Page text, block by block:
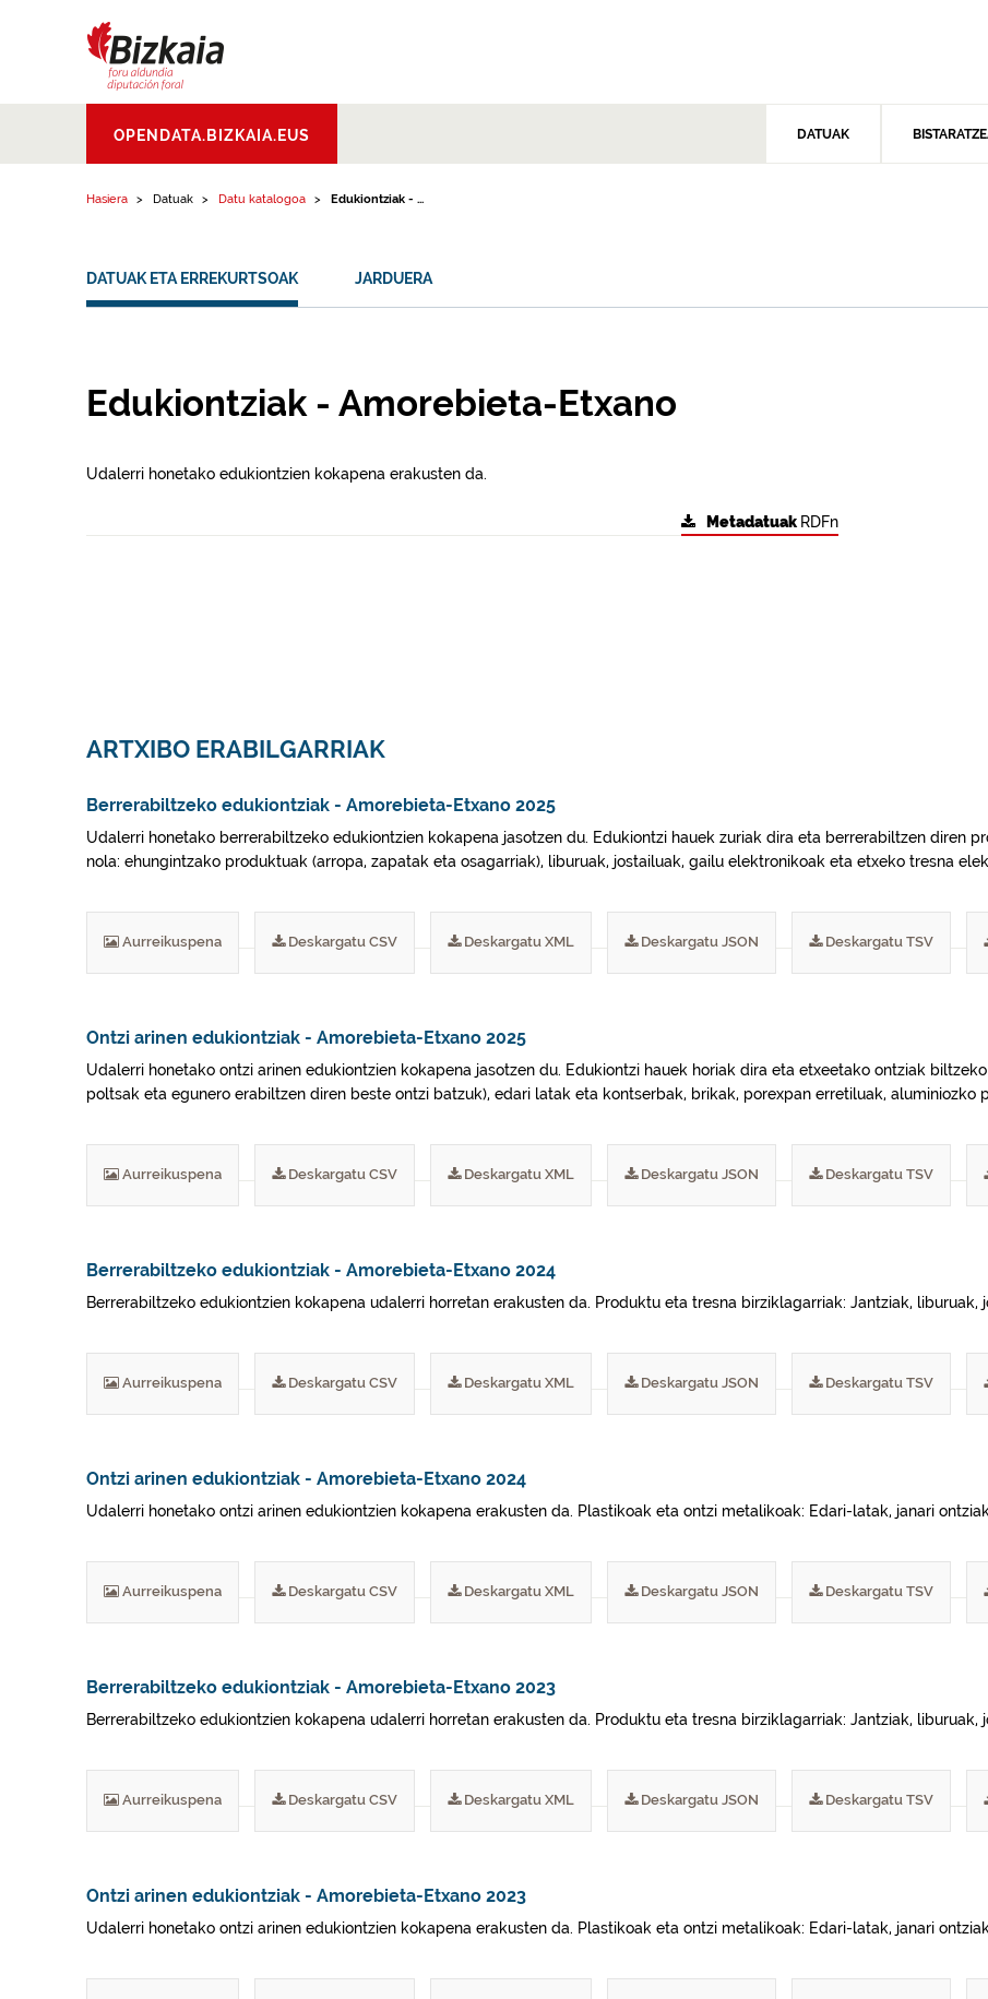
Aldundia.Diputacion
Foral de Bizkaia
OPENDATA.BIZKAIA.EUS DATUAK
Hasiera Datuak Datu katalogoa Edukiontziak - ...
DATUAK ETA ERREKURTSOAK JARDUERA
Edukiontziak - Amorebieta-Etxano
Udalerri honetako edukiontzien kokapena erakusten da.
MetadatuakRDFn
ARTXIBO ERABILGARRIAK
Berrerabiltzeko edukiontziak - Amorebieta-Etxano 2025
Udalerri honetako berrerabiltzeko edukiontzien kokapena jasotzen du. Edukiontzi hauek zuriak dira eta berrerabiltzen diren
nola: ehungintzako produktuak (arropa, zapatak eta osagarriak), liburuak, jostailuak, gailu elektronikoak eta etxeko tresna
Aurreikuspena Deskargatu CSV Deskargatu XML Deskargatu JSON Deskargatu TSV
Ontzi arinen edukiontziak - Amorebieta-Etxano 2025
Udalerri honetako ontzi arinen edukiontzien kokapena jasotzen du. Edukiontzi hauek horiak dira eta etxeetako ontziak
poltsak eta egunero erabiltzen diren beste ontzi batzuk), edari latak eta kontserbak, brikak, porexpan erretiluak, aluminiozko
Aurreikuspena Deskargatu CSV Deskargatu XML Deskargatu JSON Deskargatu TSV
Berrerabiltzeko edukiontziak - Amorebieta-Etxano 2024
Berrerabiltzeko edukiontzien kokapena udalerri horretan erakusten da. Produktu eta tresna birziklagarriak: Jantziak,
Aurreikuspena Deskargatu CSV Deskargatu XML Deskargatu JSON Deskargatu TSV
Ontzi arinen edukiontziak - Amorebieta-Etxano 2024
Udalerri honetako ontzi arinen edukiontzien kokapena erakusten da. Plastikoak eta ontzi metalikoak: Edari-latak, janari
Aurreikuspena Deskargatu CSV Deskargatu XML Deskargatu JSON Deskargatu TSV
Berrerabiltzeko edukiontziak - Amorebieta-Etxano 2023
Berrerabiltzeko edukiontzien kokapena udalerri horretan erakusten da. Produktu eta tresna birziklagarriak: Jantziak,
Aurreikuspena Deskargatu CSV Deskargatu XML Deskargatu JSON Deskargatu TSV
Ontzi arinen edukiontziak - Amorebieta-Etxano 2023
Udalerri honetako ontzi arinen edukiontzien kokapena erakusten da. Plastikoak eta ontzi metalikoak: Edari-latak, janari